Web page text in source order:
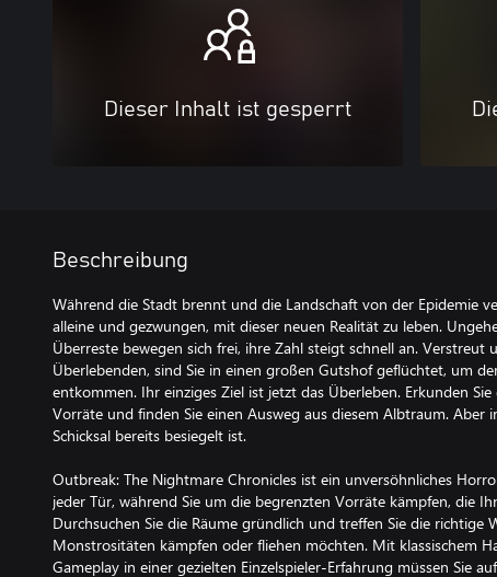
Dieser Inhalt ist gesperrt
Beschreibung
Während die Stadt brennt und die Landschaft von der Epidemie
alleine und gezwungen, mit dieser neuen Realität zu leben.
Überreste bewegen sich frei, ihre Zahl steigt schnell an.
Überlebenden, sind Sie in einen großen Gutshof geflüchtet, um
entkommen. Ihr einziges Ziel ist jetzt das Überleben. Erkunden
Vorräte und finden Sie einen Ausweg aus diesem Albtraum. Aber
Schicksal bereits besiegelt ist.
Outbreak: The Nightmare Chronicles ist ein unversöhnliches
jeder Tür, während Sie um die begrenzten Vorräte kämpfen, die
Durchsuchen Sie die Räume gründlich und treffen Sie die richtige
Monstrositäten kämpfen oder fliehen möchten. Mit klassischem
Gameplay in einer gezielten Einzelspieler-Erfahrung müssen Sie